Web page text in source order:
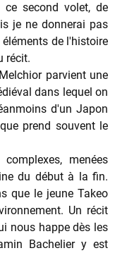
ce second volet, de
je ne donnerai pas
de l'histoire
récit.
parvient une
dans lequel on
d'un Japon
prend souvent le
menées
du début à la fin.
que le jeune Takeo
Un récit
nous happe dès les
Bachelier y est